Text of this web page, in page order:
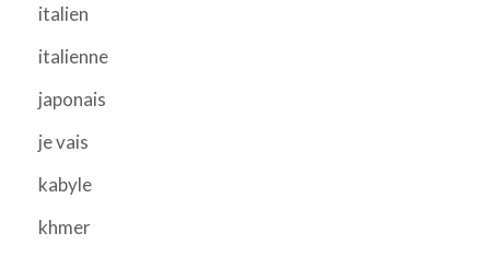
italien
italienne
japonais
je vais
kabyle
khmer